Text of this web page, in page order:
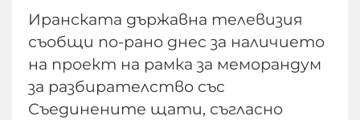
Иранската държавна телевизия
съобщи по-рано днес за наличието
на проект на рамка за меморандум
за разбирателство със
Съединените щати, съгласно